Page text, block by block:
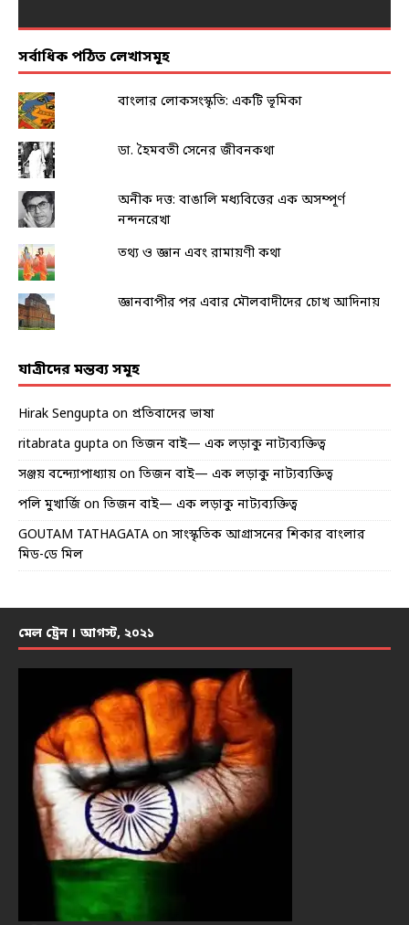
সর্বাধিক পঠিত লেখাসমূহ
বাংলার লোকসংস্কৃতি: একটি ভূমিকা
ডা. হৈমবতী সেনের জীবনকথা
অনীক দত্ত: বাঙালি মধ্যবিত্তের এক অসম্পূর্ণ
নন্দনরেখা
তথ্য ও জ্ঞান এবং রামায়ণী কথা
জ্ঞানবাপীর পর এবার মৌলবাদীদের চোখ আদিনায়
যাত্রীদের মন্তব্য সমূহ
Hirak Sengupta on প্রতিবাদের ভাষা
ritabrata gupta on তিজন বাই— এক লড়াকু নাট্যব্যক্তিত্ব
সঞ্জয় বন্দ্যোপাধ্যায় on তিজন বাই— এক লড়াকু নাট্যব্যক্তিত্ব
পলি মুখার্জি on তিজন বাই— এক লড়াকু নাট্যব্যক্তিত্ব
GOUTAM TATHAGATA on সাংস্কৃতিক আগ্রাসনের শিকার বাংলার
মিড-ডে মিল
মেল ট্রেন । আগস্ট, ২০২১